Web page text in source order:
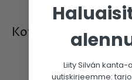
Kotimaista
Liity Silván
uutiskirjeemme: